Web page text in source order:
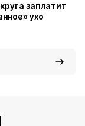
заплатит
ухо